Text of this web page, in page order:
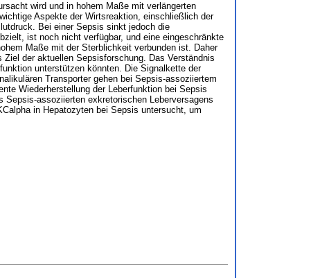
wird und in hohem Maße mit verlängerten
Aspekte der Wirtsreaktion, einschließlich der
Bei einer Sepsis sinkt jedoch die
ist noch nicht verfügbar, und eine eingeschränkte
Maße mit der Sterblichkeit verbunden ist. Daher
der aktuellen Sepsisforschung. Das Verständnis
unterstützen könnten. Die Signalkette der
Transporter gehen bei Sepsis-assoziiertem
Wiederherstellung der Leberfunktion bei Sepsis
assoziierten exkretorischen Leberversagens
in Hepatozyten bei Sepsis untersucht, um